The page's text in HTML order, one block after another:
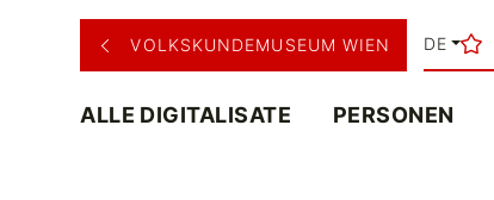
VOLKSKUNDEMUSEUM WIEN DE
ALLE DIGITALISATE PERSONEN